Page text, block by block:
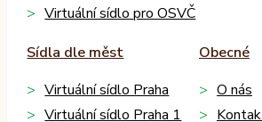
Virtuální sídlo pro OSVČ
Sídla dle měst
Virtuální sídlo Praha
Virtuální sídlo Praha 1
Obecné
O nás